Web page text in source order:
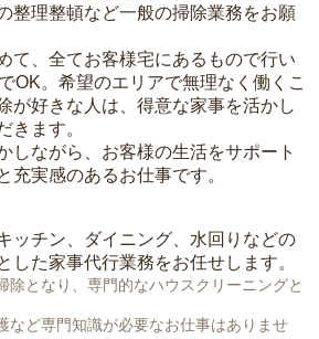
整理整頓など一般の掃除業務をお願
て、全てお客様宅にあるもので行い
OK。希望のエリアで無理なく働くこ
が好きな人は、得意な家事を活かし
きます。
しながら、お客様の生活をサポート
充実感のあるお仕事です。
ッチン、ダイニング、水回りなどの
した家事代行業務をお任せします。
除となり、専門的なハウスクリーニングと
など専門知識が必要なお仕事はありませ